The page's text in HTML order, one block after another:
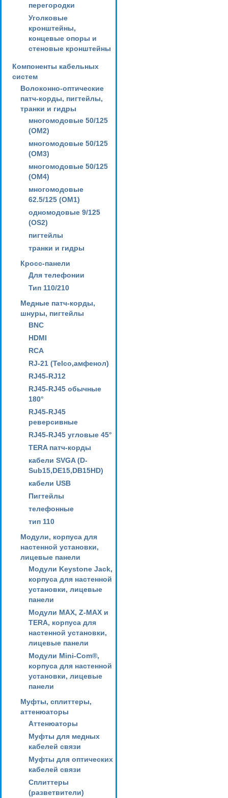
перегородки
Уголковые
кронштейны,
концевые опоры и
стеновые кронштейны
Компоненты кабельных
систем
Волоконно-оптические
патч-корды, пигтейлы,
транки и гидры
многомодовые 50/125
(OM2)
многомодовые 50/125
(OM3)
многомодовые 50/125
(OM4)
многомодовые
62.5/125 (OM1)
одномодовые 9/125
(OS2)
пигтейлы
транки и гидры
Кросс-панели
Для телефонии
Тип 110/210
Медные патч-корды,
шнуры, пигтейлы
BNC
HDMI
RCA
RJ-21 (Telco,амфенол)
RJ45-RJ12
RJ45-RJ45 обычные
180°
RJ45-RJ45
реверсивные
RJ45-RJ45 угловые 45°
TERA патч-корды
кабели SVGA (D-
Sub15,DE15,DB15HD)
кабели USB
Пигтейлы
телефонные
тип 110
Модули, корпуса для
настенной установки,
лицевые панели
Модули Keystone Jack,
корпуса для настенной
установки, лицевые
панели
Модули MAX, Z-MAX и
TERA, корпуса для
настенной установки,
лицевые панели
Модули Mini-Com®,
корпуса для настенной
установки, лицевые
панели
Муфты, сплиттеры,
аттенюаторы
Аттенюаторы
Муфты для медных
кабелей связи
Муфты для оптических
кабелей связи
Сплиттеры
(разветвители)